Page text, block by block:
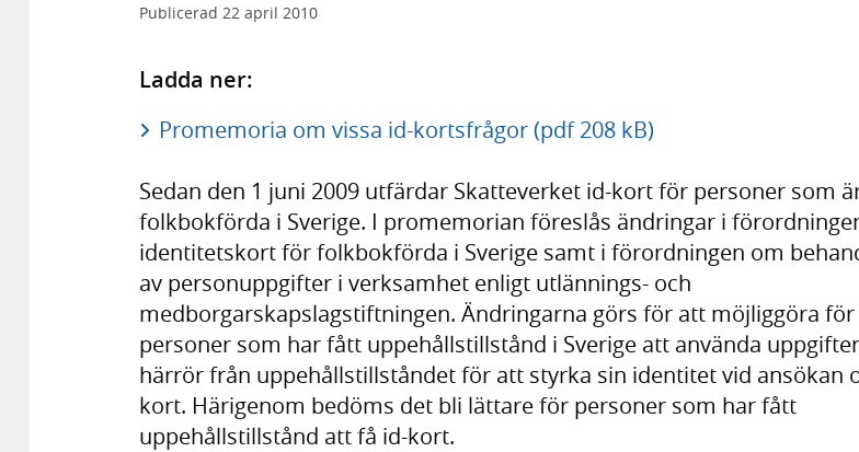
Publicerad 22 april 2010
Ladda ner:
Promemoria om vissa id-kortsfrågor (pdf 208 kB)
Sedan den 1 juni 2009 utfärdar Skatteverket id-kort för personer som
folkbokförda i Sverige. I promemorian föreslås ändringar i
identitetskort för folkbokförda i Sverige samt i förordningen om
av personuppgifter i verksamhet enligt utlännings- och
medborgarskapslagstiftningen. Ändringarna görs för att möjliggöra för
personer som har fått uppehållstillstånd i Sverige att använda
härrör från uppehållstillståndet för att styrka sin identitet vid ansökan
kort. Härigenom bedöms det bli lättare för personer som har fått
uppehållstillstånd att få id-kort.